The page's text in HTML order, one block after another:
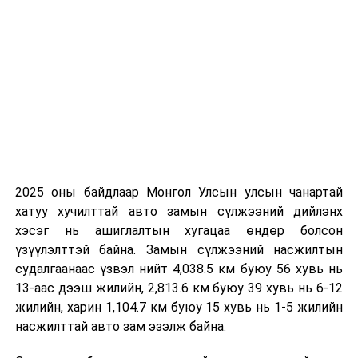
цаг агаарын урьдчилсан төлөв
Тавдугаар сарын 12-нд баруун болон төвийн
аймгуудын нутгийн зарим газраар, 13-нд баруун
аймгуудын нутгийн зүүн хэсэг, төвийн
аймгуудын нутгийн зарим газраар, 14-нд баруун,
говь, зүүн аймгуудын нутгийн баруун, төвийн
аймгуудын нутгийн зүүн хэсгээр, 15-нд баруун
2025 оны байдлаар Монгол Улсын улсын чанартай
хатуу хучилттай авто замын сүлжээний дийлэнх
хэсэг нь ашиглалтын хугацаа өндөр болсон
үзүүлэлттэй байна. Замын сүлжээний насжилтын
судалгаанаас үзвэл нийт 4,038.5 км буюу 56 хувь нь
13-аас дээш жилийн, 2,813.6 км буюу 39 хувь нь 6-12
жилийн, харин 1,104.7 км буюу 15 хувь нь 1-5 жилийн
насжилттай авто зам эзэлж байна.